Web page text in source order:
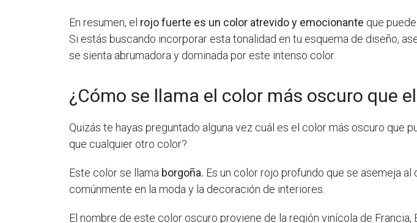
En resumen, el rojo fuerte es un color atrevido y emocionante que
Si estás buscando incorporar esta tonalidad en tu esquema de diseño,
se sienta abrumadora y dominada por este intenso color.
¿Cómo se llama el color más oscuro que
Quizás te hayas preguntado alguna vez cuál es el color más oscuro que
que cualquier otro color?
Este color se llama borgoña. Es un color rojo profundo que se asemeja
comúnmente en la moda y la decoración de interiores.
El nombre de este color oscuro proviene de la región vinícola de